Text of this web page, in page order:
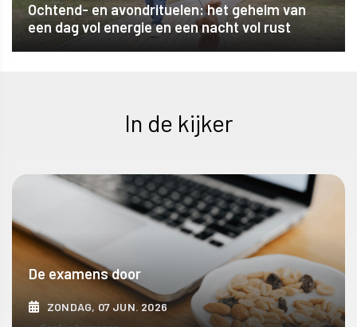
Ochtend- en avondrituelen: het geheim van
een dag vol energie en een nacht vol rust
In de kijker
De examens door
ZONDAG, 07 JUN. 2026